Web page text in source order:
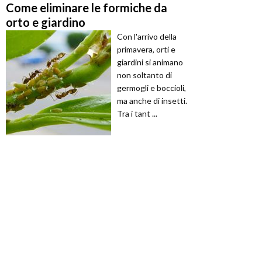
Come eliminare le formiche da
orto e giardino
Con l'arrivo della
primavera, orti e
giardini si animano
non soltanto di
germogli e boccioli,
ma anche di insetti.
Tra i tant ...